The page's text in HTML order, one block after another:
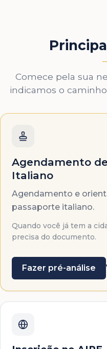
Comece pela sua
indicamos o
Agendamento
Italiano
Agendamento e
passaporte italiano.
Quando você já tem a
precisa do documento.
Fazer pré-análise